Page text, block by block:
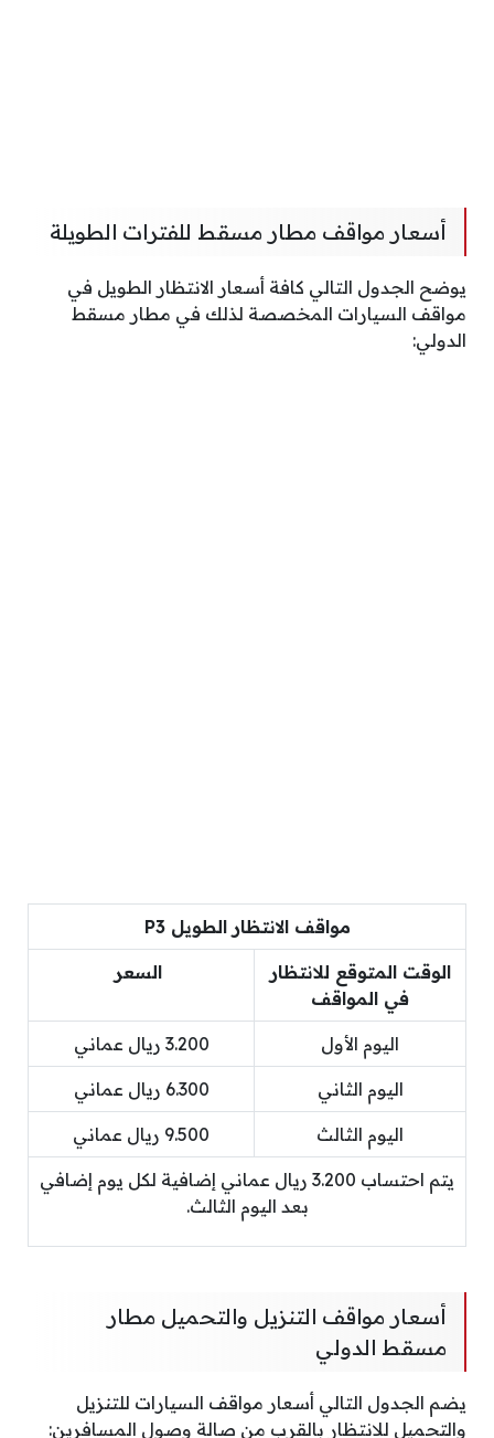
أسعار مواقف مطار مسقط للفترات الطويلة
يوضح الجدول التالي كافة أسعار الانتظار الطويل في
مواقف السيارات المخصصة لذلك في مطار مسقط
الدولي:
مواقف الانتظار الطويل P3
الوقت المتوقع للانتظار
في المواقف
السعر
اليوم الأول 3.200 ريال عماني
اليوم الثاني 6.300 ريال عماني
اليوم الثالث 9.500 ريال عماني
يتم احتساب 3.200 ريال عماني إضافية لكل يوم إضافي
بعد اليوم الثالث.
أسعار مواقف التنزيل والتحميل مطار
مسقط الدولي
يضم الجدول التالي أسعار مواقف السيارات للتنزيل
والتحميل للانتظار بالقرب من صالة وصول المسافرين: